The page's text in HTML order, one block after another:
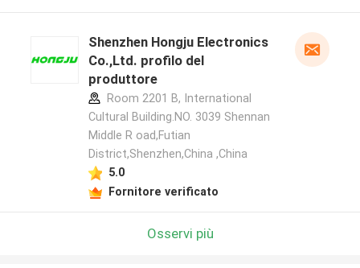
Shenzhen Hongju Electronics
Co.,Ltd. profilo del
produttore
Room 2201 B, International
Cultural Building.NO. 3039 Shennan
Middle R oad,Futian
District,Shenzhen,China ,China
5.0
Fornitore verificato
Osservi più